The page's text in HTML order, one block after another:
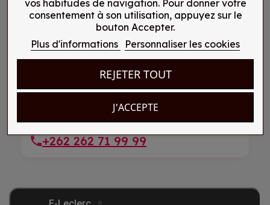
E-Leclerc Centre 165 route Hubert Delisle
+262 262 57 91 57
Ravine des Cabris, Réunion
E-Leclerc Centre 2 rue Pierre Blas
+262 262 71 99 99
vos habitudes de navigation. Pour donner votre
consentement à son utilisation, appuyez sur le
bouton Accepter.
Plus d'informations
Personnaliser les cookies
REJETER TOUT
J'ACCEPTE